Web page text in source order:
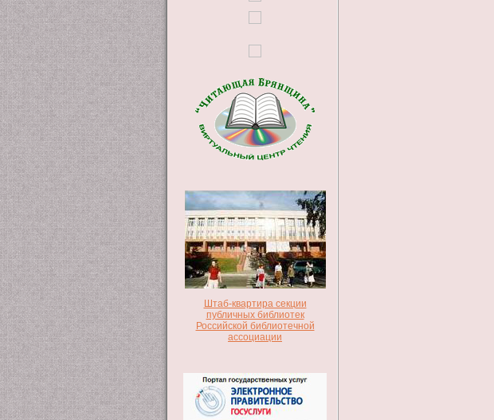
Штаб-квартира секции
публичных библиотек
Российской библиотечной
ассоциации